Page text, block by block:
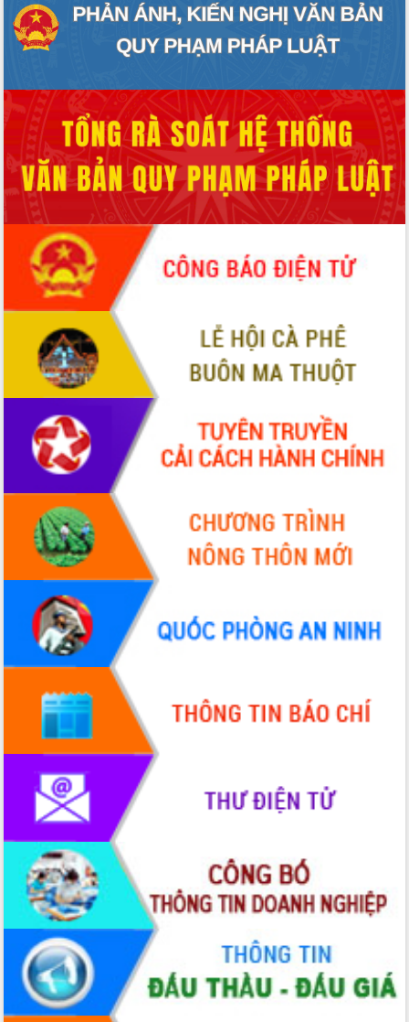
trường Nguyễn Hoàng Hiệp khảo sát
vùng trồng và doanh nghiệp đóng gói
sầu riêng tại Đắk Lắk
món ăn từ sầu riêng
Đắk Lắk công bố Quy hoạch và xúc
tiến đầu tư tỉnh
Ngành cá ngừ Đắk Lắk chủ động thích
ứng để giữ vững thị trường xuất khẩu
Diễn đàn Kinh tế tư nhân Việt Nam đột
phá cơ chế - Hợp tác công tư
Đề án 06 tạo bước ngoặt đột phá trong
cải cách hành chính tỉnh Đắk Lắk
Kết nối tour, đẩy mạnh chuyển đổi số
để phát triển du lịch Đắk Lắk
Khởi động Dự án Đầu tư xây dựng hạ
tầng kỹ thuật Cụm công nghiệp Tân
Gặp mặt các cơ quan báo chí nhân Kỷ
niệm 101 năm Ngày Báo chí Cách
mạng Việt Nam
Đắk Lắk sơ kết 4 năm triển khai thực
hiện Đề án 06 của Chính phủ
Họp báo thông tin về Hội nghị Công bố
Quy hoạch và Xúc tiến đầu tư tỉnh Đắk
Khơi thông điểm nghẽn, đẩy nhanh
giải ngân vốn khắc phục thiên tai
HĐND tỉnh thông qua điều chỉnh Quy
hoạch tỉnh thời kỳ 2021-2030
Hội thảo góp ý hồ sơ điều chỉnh quy
hoạch tỉnh Đắk Lắk thời kỳ 2021-2030,
tầm nhìn đến năm 2050
Nâng cao hiệu quả hoạt động của các
doanh nghiệp nhà nước
Hội nghị triển khai kết nối mạng
truyền số liệu chuyên dùng phục vụ cơ
quan Đảng, Nhà nước
Lễ phát động chuỗi hoạt động chung
tay làm sạch môi trường
Xã Ea Kar bước chuyển mình trong
công tác cải cách hành chính mô hình
mới
UBND tỉnh họp báo định kỳ tháng 4
năm 2026
Hội thảo khoa học “Giải pháp thúc đẩy
phát triển nền kinh tế xanh tại tỉnh
Đắk Lắk”
Tăng cường giám sát, đôn đốc thực
hiện nhiệm vụ quản lý tài sản công
hàng tuần